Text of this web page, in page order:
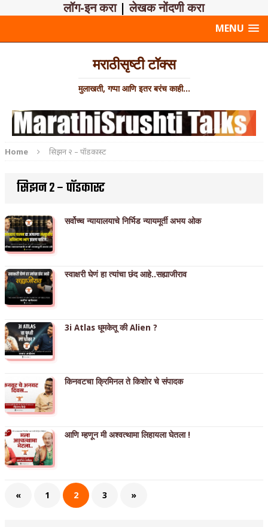
लॉग-इन करा|लेखक नोंदणी करा
MENU
मराठीसृष्टी टॉक्स
मुलाखती, गप्पा आणि इतर बरंच काही...
Home सिझन २ – पॉडकास्ट
सिझन २ – पॉडकास्ट
सर्वोच्च न्यायालयाचे निर्भिड न्यायमूर्ती अभय ओक
स्वाक्षरी घेणं हा त्यांचा छंद आहे..सह्याजीराव
3i Atlas धूमकेतू की Alien ?
किनवटचा क्रिमिनल ते किशोर चे संपादक
आणि म्हणून मी अश्वत्थामा लिहायला घेतला !
« 1 2 3 »